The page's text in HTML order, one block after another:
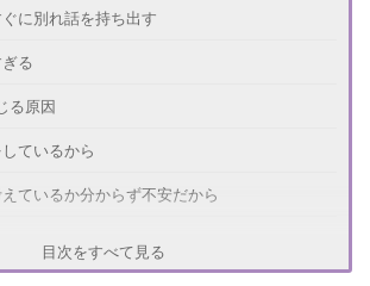
に別れ話を持ち出す
る
る原因
ているから
ているか分からず不安だから
目次をすべて見る